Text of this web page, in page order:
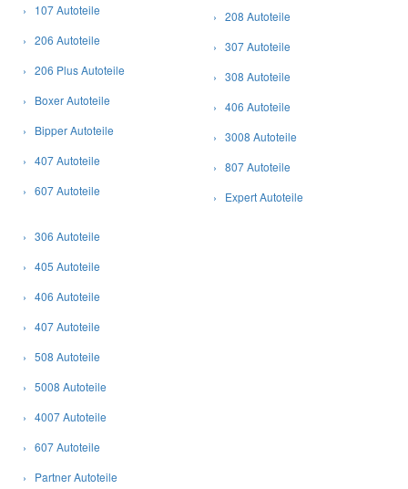
› 107 Autoteile
› 206 Autoteile
› 206 Plus Autoteile
› Boxer Autoteile
› Bipper Autoteile
› 407 Autoteile
› 607 Autoteile
› 208 Autoteile
› 307 Autoteile
› 308 Autoteile
› 406 Autoteile
› 3008 Autoteile
› 807 Autoteile
› Expert Autoteile
› 306 Autoteile
› 405 Autoteile
› 406 Autoteile
› 407 Autoteile
› 508 Autoteile
› 5008 Autoteile
› 4007 Autoteile
› 607 Autoteile
› Partner Autoteile